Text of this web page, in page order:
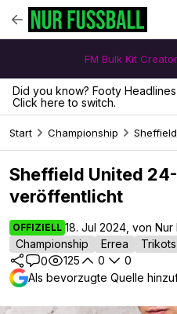
FM Bulk Kit Creator
Did you know? Footy
Click here to switch.
Start Championship
Sheffield United
veröffentlicht
OFFIZIELL 18. Jul 2024, von Nur
Championship
Errea Trikots
0
125 0
0
Als bevorzugte Quelle